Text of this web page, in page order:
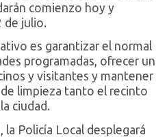
comienzo hoy y
de julio.
es garantizar el normal
programadas, ofrecer un
y visitantes y mantener
limpieza tanto el recinto
ciudad.
la Policía Local desplegará